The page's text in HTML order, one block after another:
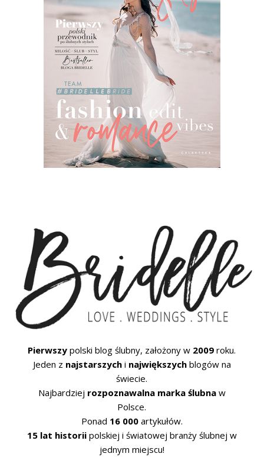
Pierwszy polski blog ślubny, założony w 2009 roku.
Jeden z najstarszychi największychblogów na
świecie.
Najbardziej rozpoznawalna marka ślubnaw
Polsce.
Ponad 16 000artykułów.
15 lat historiipolskiej i światowej branży ślubnej w
jednym miejscu!